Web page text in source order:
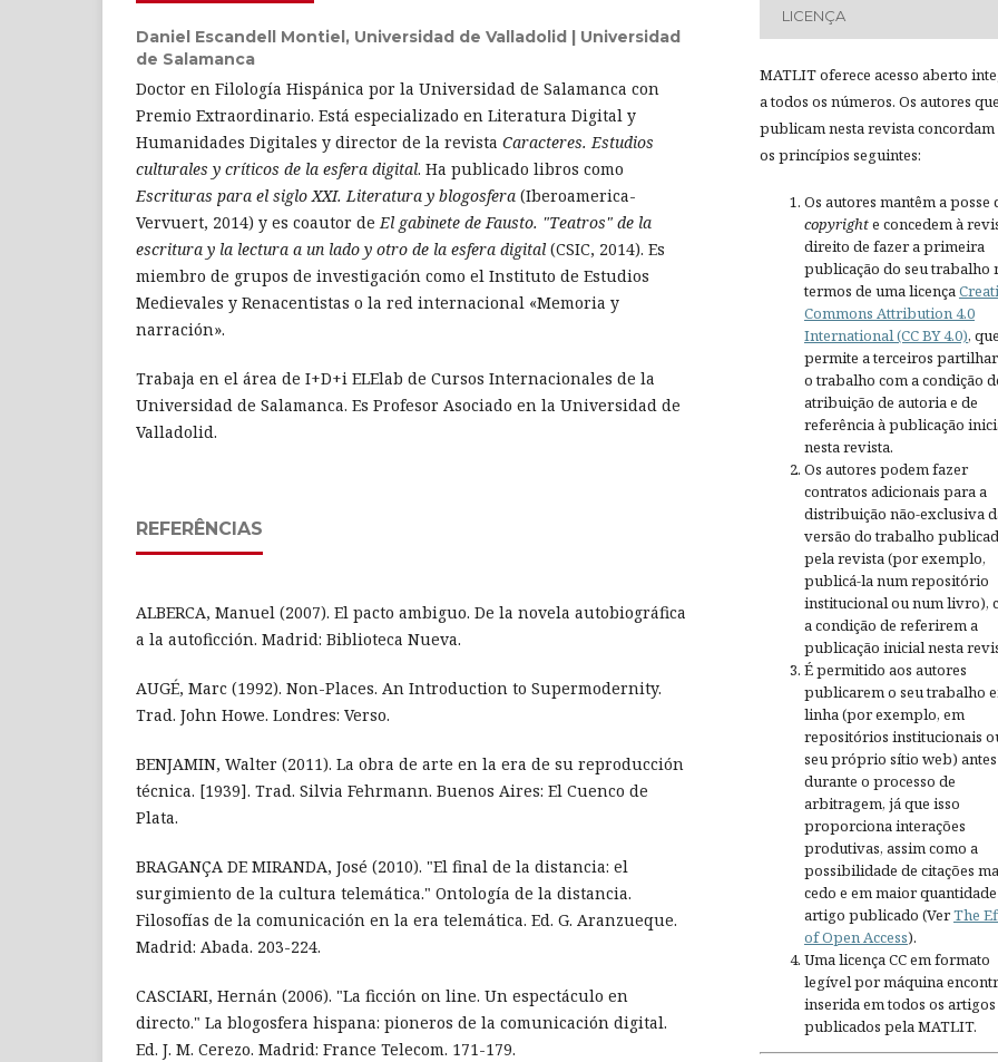
Daniel Escandell Montiel, Universidad de Valladolid | Universidad
de Salamanca
Doctor en Filología Hispánica por la Universidad de Salamanca con
Premio Extraordinario. Está especializado en Literatura Digital y
Humanidades Digitales y director de la revista Caracteres. Estudios
culturales y críticos de la esfera digital. Ha publicado libros como
Escrituras para el siglo XXI. Literatura y blogosfera (Iberoamerica-
Vervuert, 2014) y es coautor deEl gabinete de Fausto. "Teatros" de la
escritura y la lectura a un lado y otro de la esfera digital (CSIC, 2014). Es
miembro de grupos de investigación como el Instituto de Estudios
Medievales y Renacentistas o la red internacional «Memoria y
narración».
Trabaja en el área de I+D+i ELElab de Cursos Internacionales de la
Universidad de Salamanca. Es Profesor Asociado en la Universidad de
Valladolid.
REFERÊNCIAS
ALBERCA, Manuel (2007). El pacto ambiguo. De la novela autobiográfica
a la autoficción. Madrid: Biblioteca Nueva.
AUGÉ, Marc (1992). Non-Places. An Introduction to Supermodernity.
Trad. John Howe. Londres: Verso.
BENJAMIN, Walter (2011). La obra de arte en la era de su reproducción
técnica. [1939]. Trad. Silvia Fehrmann. Buenos Aires: El Cuenco de
Plata.
BRAGANÇA DE MIRANDA, José (2010). "El final de la distancia: el
surgimiento de la cultura telemática." Ontología de la distancia.
Filosofías de la comunicación en la era telemática. Ed. G. Aranzueque.
Madrid: Abada. 203-224.
CASCIARI, Hernán (2006). "La ficción on line. Un espectáculo en
directo." La blogosfera hispana: pioneros de la comunicación digital.
Ed. J. M. Cerezo. Madrid: France Telecom. 171-179.
LICENÇA
MATLIT oferece acesso aberto
a todos os números. Os autores que
publicam nesta revista concordam
os princípios seguintes:
Os autores mantêm a posse
copyrighte concedem à
direito de fazer a primeira
publicação do seu trabalho
termos de uma licença
Commons Attribution 4.0
International (CC BY 4.0), que
permite a terceiros
o trabalho com a condição
atribuição de autoria e de
referência à publicação
nesta revista.
Os autores podem fazer
contratos adicionais para a
distribuição não-exclusiva
versão do trabalho
pela revista (por exemplo,
publicá-la num repositório
institucional ou num livro),
a condição de referirem a
publicação inicial nesta
É permitido aos autores
publicarem o seu trabalho
linha (por exemplo, em
repositórios institucionais
seu próprio sítio web) antes
durante o processo de
arbitragem, já que isso
proporciona interações
produtivas, assim como a
possibilidade de citações
cedo e em maior
artigo publicado (VerThe
of Open Access).
Uma licença CC em formato
legível por máquina
inserida em todos os artigos
publicados pela MATLIT.